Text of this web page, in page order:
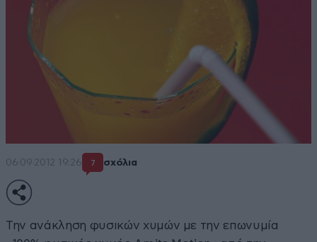
06·09·2012 19:26 7 σχόλια
Την ανάκληση φυσικών χυμών με την επωνυμία